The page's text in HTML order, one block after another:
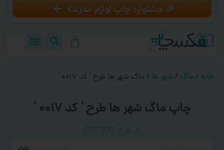
🎉 جشنواره چاپ لوازم مدرسه
خانه / ماگ / شهر ها / ماگ شهر ها طرح ‘ کد ۰۰۱۷ ‘
چاپ ماگ شهر ها طرح ‘ کد ۰۰۱۷ ‘